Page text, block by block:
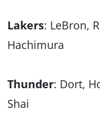
Lakers: LeBron,
Hachimura
Thunder: Dort,
Shai